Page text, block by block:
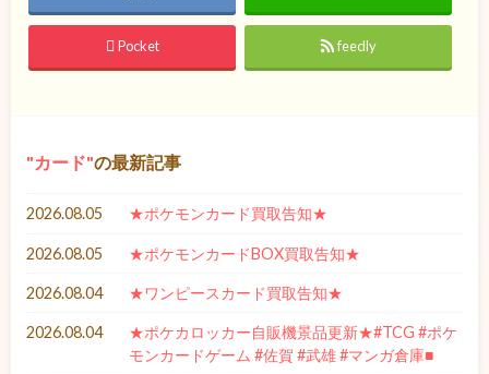
Pocket feedly
カード の最新記事
2026.08.05 ★ポケモンカード買取告知★
2026.08.05 ★ポケモンカードBOX買取告知★
2026.08.04 ★ワンピースカード買取告知★
2026.08.04
★ポケカロッカー自販機景品更新★#TCG #ポケ
モンカードゲーム #佐賀 #武雄 #マンガ倉庫■